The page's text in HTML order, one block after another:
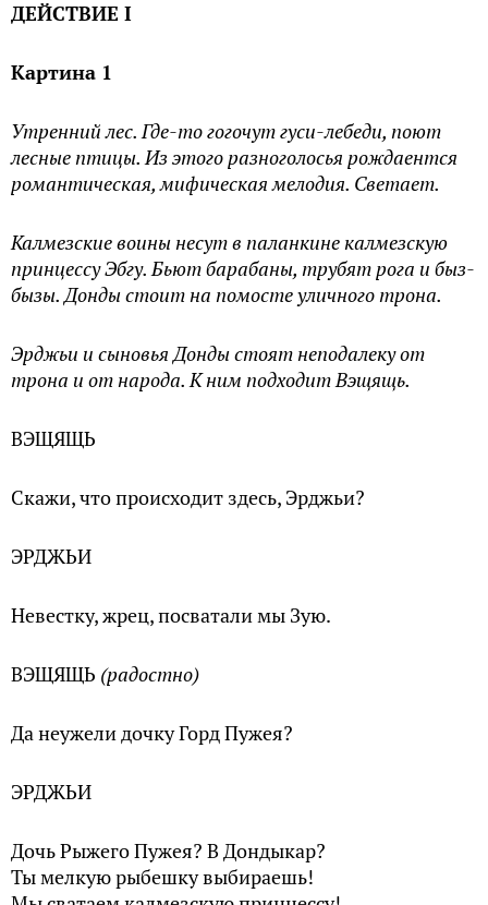
ДЕЙСТВИЕ I
Картина 1
Утренний лес. Где-то гогочут гуси-лебеди, поют
лесные птицы. Из этого разноголосья рождаентся
романтическая, мифическая мелодия. Светает.
Калмезские воины несут в паланкине калмезскую
принцессу Эбгу. Бьют барабаны, трубят рога и быз-
бызы. Донды стоит на помосте уличного трона.
Эрджьи и сыновья Донды стоят неподалеку от
трона и от народа. К ним подходит Вэщящь.
ВЭЩЯЩЬ
Скажи, что происходит здесь, Эрджьи?
ЭРДЖЬИ
Невестку, жрец, посватали мы Зую.
ВЭЩЯЩЬ (радостно)
Да неужели дочку Горд Пужея?
ЭРДЖЬИ
Дочь Рыжего Пужея? В Дондыкар?
Ты мелкую рыбешку выбираешь!